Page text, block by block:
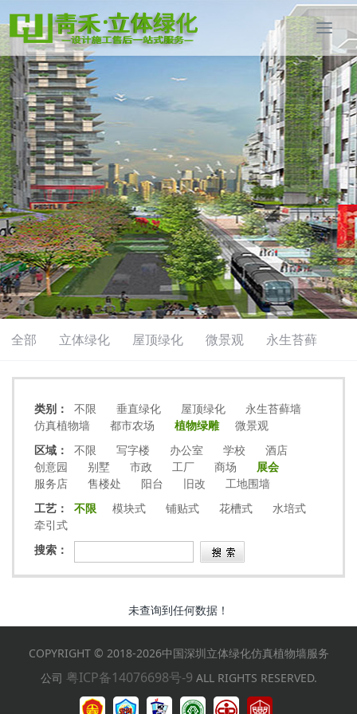
全部 立体绿化 屋顶绿化 微景观 永生苔藓
类别： 不限 垂直绿化 屋顶绿化
永生苔藓墙
仿真植物墙
都市农场 植物绿雕
微景观
区域：
不限 写字楼 办公室 学校
酒店
创意园
别墅 市政 工厂 商场
展会
服务店
售楼处 阳台 旧改
工地围墙
工艺：
不限 模块式 铺贴式 花槽式
水培式
牵引式
搜索：
未查询到任何数据！
COPYRIGHT © 2018-2026中国深圳立体绿化仿真植物墙服务
公司 粤ICP备14076698号-9 ALL RIGHTS RESERVED.